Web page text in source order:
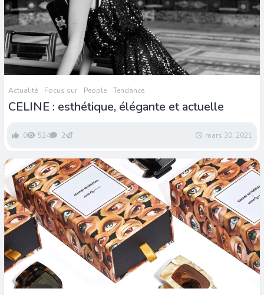
Actualité Focus sur People Tendance
CELINE : esthétique, élégante et actuelle
0 524 2 mars 30, 2021